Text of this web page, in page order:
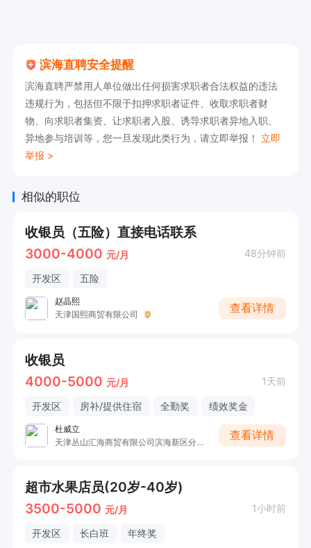
滨海直聘安全提醒
滨海直聘严禁用人单位做出任何损害求职者合法权益的违法
违规行为，包括但不限于扣押求职者证件、收取求职者财
物、向求职者集资、让求职者入股、诱导求职者异地入职、
异地参与培训等，您一旦发现此类行为，请立即举报！ 立即
举报 >
相似的职位
收银员（五险）直接电话联系
3000-4000 元/月 48分钟前
开发区 五险
赵晶熙
天津国熙商贸有限公司
查看详情
收银员
4000-5000 元/月 1天前
开发区 房补/提供住宿 全勤奖 绩效奖金
杜威立
天津丛山汇海商贸有限公司滨海新区分公司
查看详情
超市水果店员(20岁-40岁)
3500-5000 元/月 1小时前
开发区 长白班 年终奖